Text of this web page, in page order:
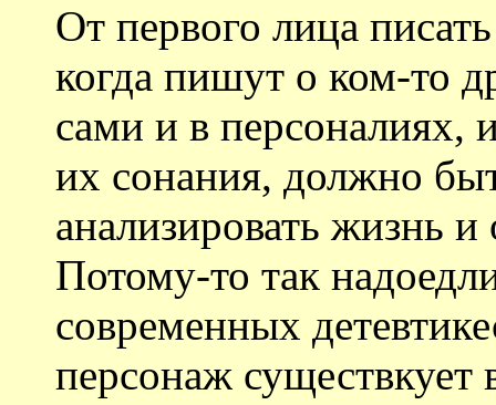
От первого лица
когда пишут о ком-то
сами и в персоналиях,
их сонания, должно
анализировать жизнь
Потому-то так
современных
персонаж существкует